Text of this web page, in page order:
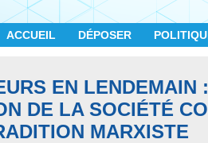
ACCUEIL DÉPOSER
EN LENDEMAIN
DE LA SOCIÉTÉ
MARXISTE